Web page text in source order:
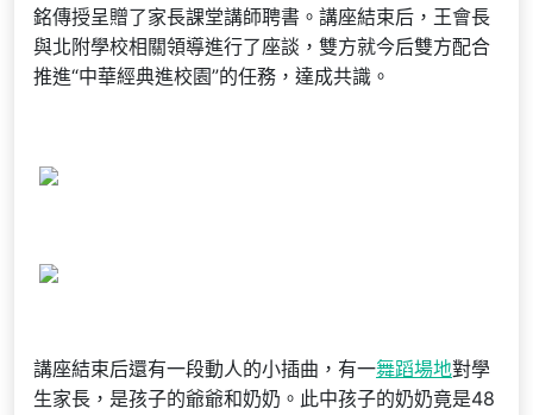
銘傳授呈贈了家長課堂講師聘書。講座結束后，王會長
與北附學校相關領導進行了座談，雙方就今后雙方配合
推進“中華經典進校園”的任務，達成共識。
講座結束后還有一段動人的小插曲，有一舞蹈場地對學
生家長，是孩子的爺爺和奶奶。此中孩子的奶奶竟是48